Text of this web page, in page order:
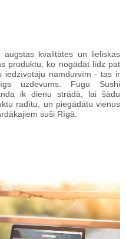
augstas kvalitātes un lieliskas
produktu, ko nogādāt līdz pat
iedzīvotāju namdurvīm - tas ir
uzdevums. Fugu Sushi
ik dienu strādā, lai šādu
radītu, un piegādātu vienus
suši Rīgā.